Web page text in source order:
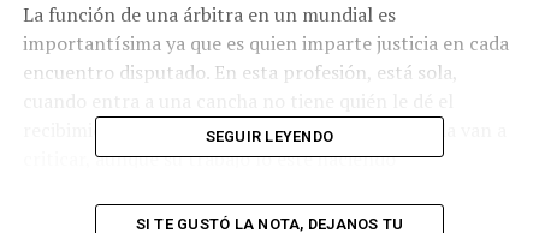
La función de una árbitra en un mundial es
importantísima ya que es quien imparte justicia en cada
encuentro disputado. En esta profesión, está sola,
recibimiento. Nadie la va a alentar, al contrario, la van a
criticar, aunque su trabajo lo esté haciendo
aplausos de un lado e insultos del otro, al mismo tiempo.
SEGUIR LEYENDO
SI TE GUSTÓ LA NOTA, DEJANOS TU